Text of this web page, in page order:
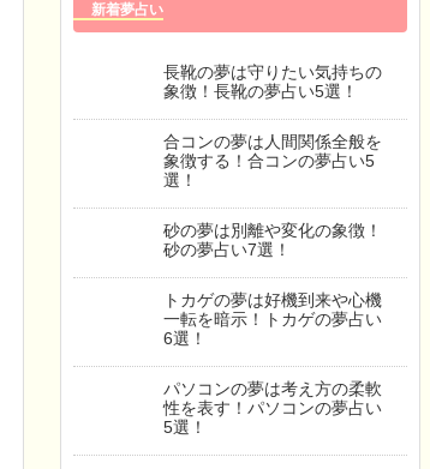
新着夢占い
長靴の夢は守りたい気持ちの
象徴！長靴の夢占い5選！
合コンの夢は人間関係全般を
象徴する！合コンの夢占い5
選！
砂の夢は別離や変化の象徴！
砂の夢占い7選！
トカゲの夢は好機到来や心機
一転を暗示！トカゲの夢占い
6選！
パソコンの夢は考え方の柔軟
性を表す！パソコンの夢占い
5選！